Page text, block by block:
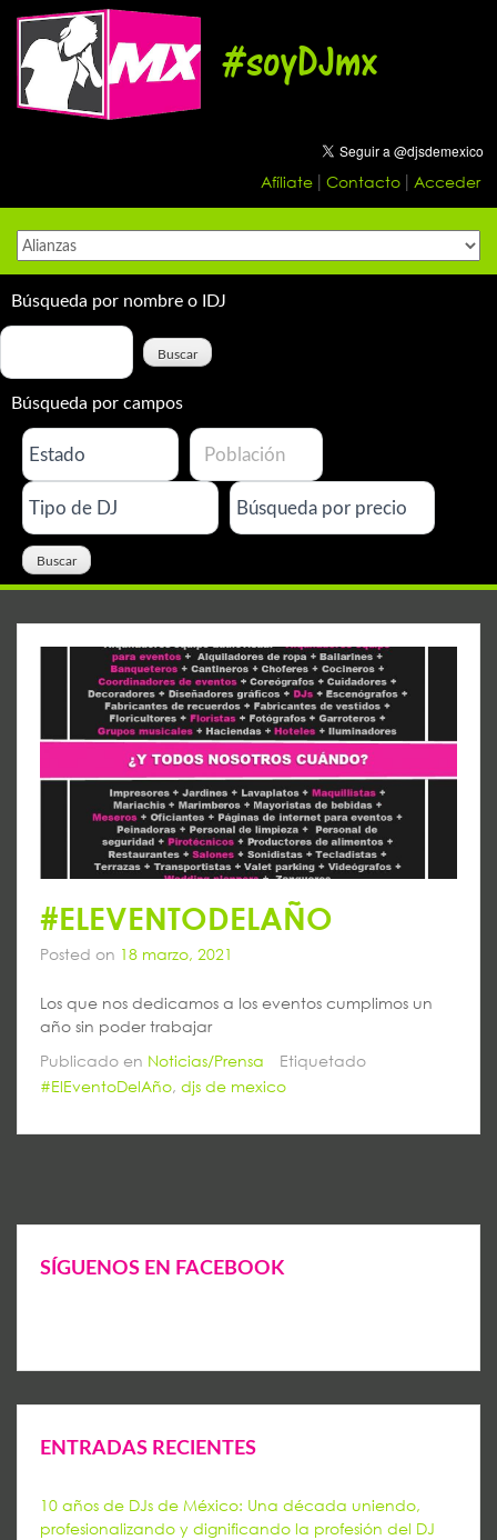
content
#soyDJmx
Afíliate Contacto Acceder
Búsqueda por nombre o IDJ
Búsqueda por campos
#ELEVENTODELAÑO
Posted on 18 marzo, 2021
Los que nos dedicamos a los eventos cumplimos un
año sin poder trabajar
Publicado en Noticias/Prensa
Etiquetado
#ElEventoDelAño, djs de mexico
SÍGUENOS EN FACEBOOK
ENTRADAS RECIENTES
10 años de DJs de México: Una década uniendo,
profesionalizando y dignificando la profesión del DJ